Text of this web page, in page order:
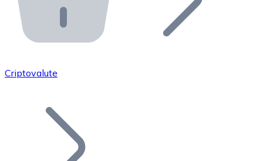
API Bitnovo
Integra la nostra API nel tuo ecosistema.
Unisciti alla nostra rete di rivenditori e
Aggiungi il token del tuo progetto al nostro servizio di
Criptovalute